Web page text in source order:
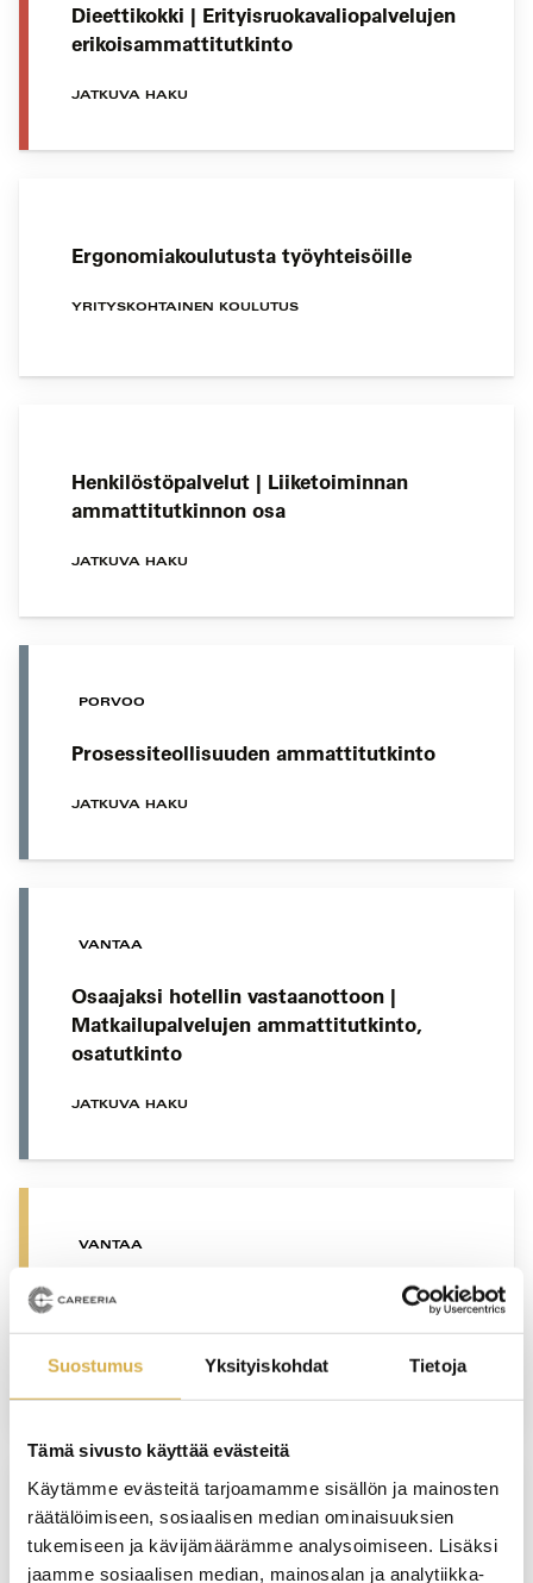
Suostumus Yksityiskohdat Tietoja
Tämä sivusto käyttää evästeitä
Käytämme evästeitä tarjoamamme sisällön ja mainosten
räätälöimiseen, sosiaalisen median ominaisuuksien
tukemiseen ja kävijämäärämme analysoimiseen. Lisäksi
jaamme sosiaalisen median, mainosalan ja analytiikka-
Dieettikokki | Erityisruokavaliopalvelujen
erikoisammattitutkinto
JATKUVA HAKU
Ergonomiakoulutusta työyhteisöille
YRITYSKOHTAINEN KOULUTUS
Henkilöstöpalvelut | Liiketoiminnan
ammattitutkinnon osa
JATKUVA HAKU
PORVOO
Prosessiteollisuuden ammattitutkinto
JATKUVA HAKU
VANTAA
Osaajaksi hotellin vastaanottoon |
Matkailupalvelujen ammattitutkinto,
osatutkinto
JATKUVA HAKU
VANTAA
Palvelulogistiikkatyöntekijä | Logistiikan
JATKUVA HAKU
VANTAA
Vastuullisen matkailun opiskelupolku |